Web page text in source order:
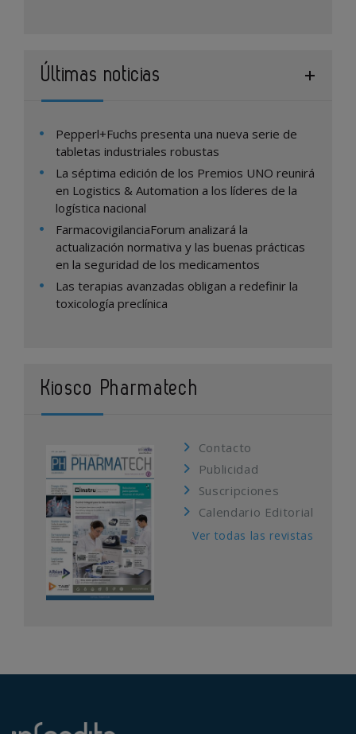
Últimas noticias
Pepperl+Fuchs presenta una nueva serie de
tabletas industriales robustas
La séptima edición de los Premios UNO reunirá
en Logistics & Automation a los líderes de la
logística nacional
FarmacovigilanciaForum analizará la
actualización normativa y las buenas prácticas
en la seguridad de los medicamentos
Las terapias avanzadas obligan a redefinir la
toxicología preclínica
Kiosco Pharmatech
Contacto
Publicidad
Suscripciones
Calendario Editorial
Ver todas las revistas